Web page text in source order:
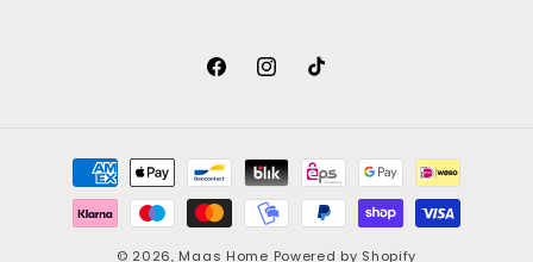
FacebookInstagram
TikTok
Zahlungsmethoden
© 2026, Maas Home Powered by Shopify